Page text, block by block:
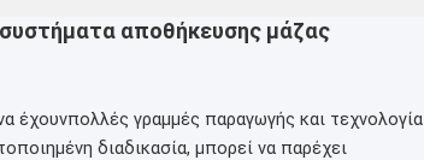
συστήματα αποθήκευσης μάζας
έχουνπολλές γραμμές παραγωγής και τεχνολογία
διαδικασία, μπορεί να παρέχει